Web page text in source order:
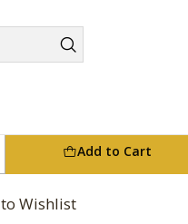
Add to Cart
Wishlist